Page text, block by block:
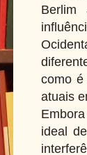
Berlim
como
atuais
ideal